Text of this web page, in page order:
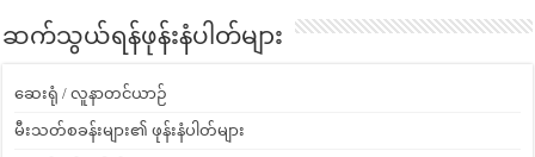
ဆက်သွယ်ရန်ဖုန်းနံပါတ်များ
ဆေးရုံ / လူနာတင်ယာဉ်
မီးသတ်စခန်းများ၏ ဖုန်းနံပါတ်များ